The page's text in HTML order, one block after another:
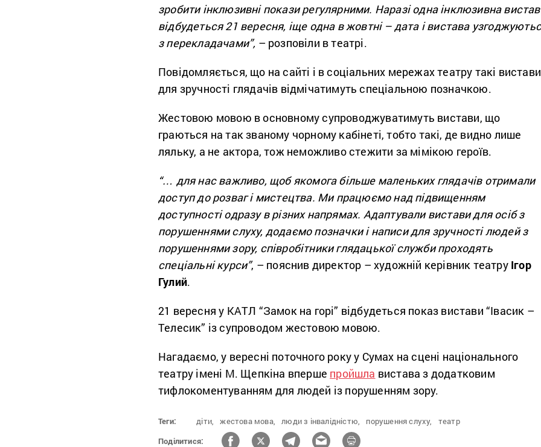
зробити інклюзивні покази регулярними. Наразі одна інклюзивна
відбудеться 21 вересня, іще одна в жовтні – дата і вистава
з перекладачами”, – розповіли в театрі.
Повідомляється, що на сайті і в соціальних мережах театру такі вистави
для зручності глядачів відмічатимуть спеціальною позначкою.
Жестовою мовою в основному супроводжуватимуть вистави, що
граються на так званому чорному кабінеті, тобто такі, де видно лише
ляльку, а не актора, тож неможливо стежити за мімікою героїв.
“… для нас важливо, щоб якомога більше маленьких глядачів отримали
доступ до розваг і мистецтва. Ми працюємо над підвищенням
доступності одразу в різних напрямах. Адаптували вистави для осіб з
порушеннями слуху, додаємо позначки і написи для зручності людей з
порушеннями зору, співробітники глядацької служби проходять
спеціальні курси”, – пояснив директор – художній керівник театру Ігор
Гулий.
21 вересня у КАТЛ “Замок на горі” відбудеться показ вистави “Івасик –
Телесик” із супроводом жестовою мовою.
Нагадаємо, у вересні поточного року у Сумах на сцені національного
театру імені М. Щепкіна вперше пройшла вистава з додатковим
тифлокоментуванням для людей із порушенням зору.
Теги: діти, жестова мова, люди з інвалідністю, порушення слуху,
театр
Поділитися: